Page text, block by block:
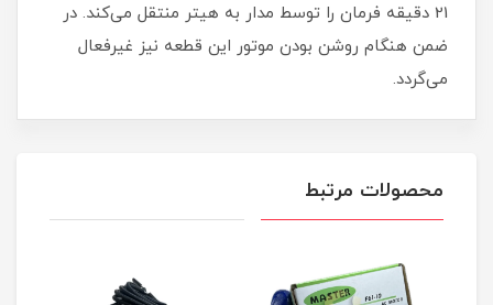
21 دقیقه فرمان را توسط مدار به هیتر منتقل می‌کند. در
ضمن هنگام روشن بودن موتور این قطعه نیز غیرفعال
می‌گردد.
محصولات مرتبط